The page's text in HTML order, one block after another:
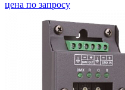
цена по запросу